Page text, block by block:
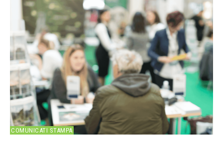
COMUNICATI STAMPA